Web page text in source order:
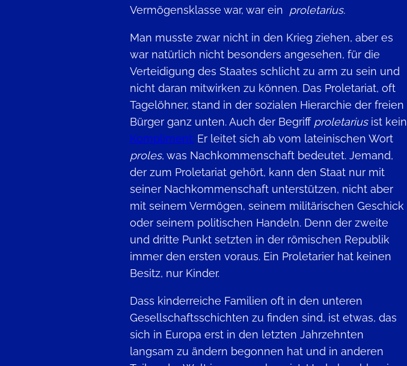
Vermögensklasse war, war ein proletarius.
Man musste zwar nicht in den Krieg ziehen, aber es
war natürlich nicht besonders angesehen, für die
Verteidigung des Staates schlicht zu arm zu sein und
nicht daran mitwirken zu können. Das Proletariat, oft
Tagelöhner, stand in der sozialen Hierarchie der freien
Bürger ganz unten. Auch der Begriff proletarius ist kein
Kompliment: Er leitet sich ab vom lateinischen Wort
proles, was Nachkommenschaft bedeutet. Jemand,
der zum Proletariat gehört, kann den Staat nur mit
seiner Nachkommenschaft unterstützen, nicht aber
mit seinem Vermögen, seinem militärischen Geschick
oder seinem politischen Handeln. Denn der zweite
und dritte Punkt setzten in der römischen Republik
immer den ersten voraus. Ein Proletarier hat keinen
Besitz, nur Kinder.
Dass kinderreiche Familien oft in den unteren
Gesellschaftsschichten zu finden sind, ist etwas, das
sich in Europa erst in den letzten Jahrzehnten
langsam zu ändern begonnen hat und in anderen